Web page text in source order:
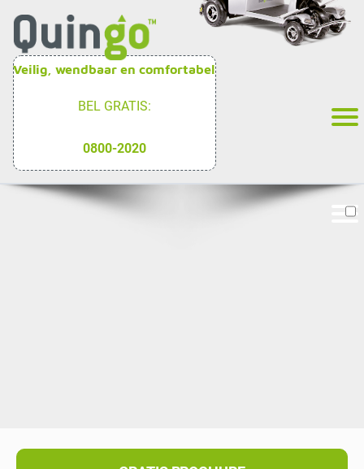
Veilig, wendbaar en comfortabel
BEL GRATIS:
0800-2020